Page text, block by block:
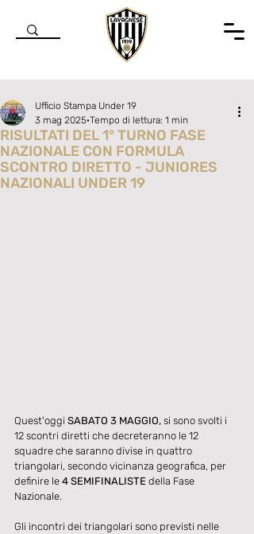
RISULTATI DEL 1° TURNO FASE
NAZIONALE CON FORMULA
SCONTRO DIRETTO - JUNIORES
NAZIONALI UNDER 19
Ufficio Stampa Under 19
3 mag 2025 Tempo di lettura: 1 min
Quest'oggi SABATO 3 MAGGIO, si sono svolti i
12 scontri diretti che decreteranno le 12
squadre che saranno divise in quattro
triangolari, secondo vicinanza geografica, per
definire le 4 SEMIFINALISTE della Fase
Nazionale.
Gli incontri dei triangolari sono previsti nelle